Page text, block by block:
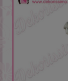
Saveti i